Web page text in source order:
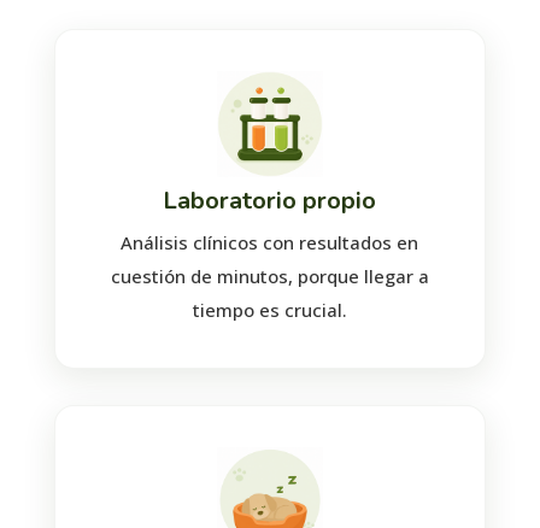
Laboratorio propio
Análisis clínicos con resultados en
cuestión de minutos, porque llegar a
tiempo es crucial.